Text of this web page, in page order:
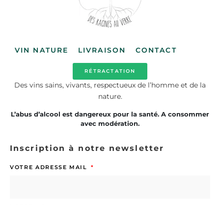
VIN NATURE LIVRAISON CONTACT
RÉTRACTATION
Des vins sains, vivants, respectueux de l’homme et de la
nature.
L’abus d’alcool est dangereux pour la santé. A consommer
avec modération.
Inscription à notre newsletter
VOTRE ADRESSE MAIL